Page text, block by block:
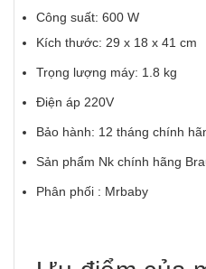
Công suất: 600 W
Kích thước: 29 x 18 x 41 cm
Trọng lượng máy: 1.8 kg
Điện áp 220V
Bảo hành: 12 tháng chính
Sản phẩm Nk chính hãng
Phân phối : Mrbaby